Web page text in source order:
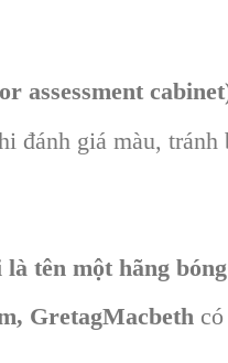
assessment
đánh giá màu, tránh
tên một hãng
GretagMacbethcó